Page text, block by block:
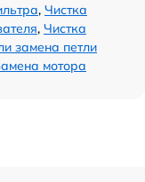
, Чистка
, Чистка
замена петли
мотора